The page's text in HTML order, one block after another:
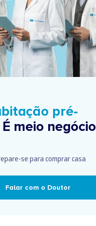
pré-
É meio negócio
se para comprar casa
Falar com o Doutor